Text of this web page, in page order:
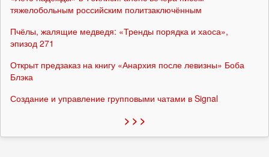
тяжелобольным российским политзаключённым
Пчёлы, жалящие медведя: «Тренды порядка и хаоса»,
эпизод 271
Открыт предзаказ на книгу «Анархия после левизны» Боба
Блэка
Создание и управление групповыми чатами в Signal
> > >